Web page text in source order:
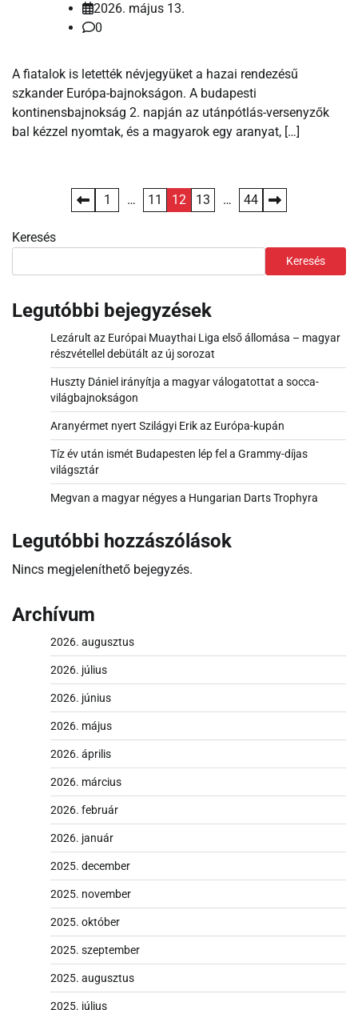
2026. május 13.
0
A fiatalok is letették névjegyüket a hazai rendezésű
szkander Európa-bajnokságon. A budapesti
kontinensbajnokság 2. napján az utánpótlás-versenyzők
bal kézzel nyomtak, és a magyarok egy aranyat, […]
Bejegyzések
lapozása
1 … 11 12 13 … 44
Keresés
Keresés
Legutóbbi bejegyzések
Lezárult az Európai Muaythai Liga első állomása – magyar
részvétellel debütált az új sorozat
Huszty Dániel irányítja a magyar válogatottat a socca-
világbajnokságon
Aranyérmet nyert Szilágyi Erik az Európa-kupán
Tíz év után ismét Budapesten lép fel a Grammy-díjas
világsztár
Megvan a magyar négyes a Hungarian Darts Trophyra
Legutóbbi hozzászólások
Nincs megjeleníthető bejegyzés.
Archívum
2026. augusztus
2026. július
2026. június
2026. május
2026. április
2026. március
2026. február
2026. január
2025. december
2025. november
2025. október
2025. szeptember
2025. augusztus
2025. július